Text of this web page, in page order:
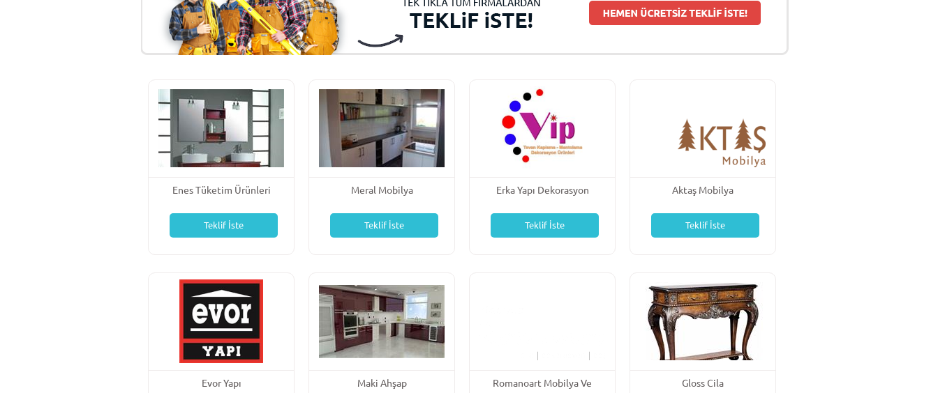
Enes Tüketim Ürünleri
Teklif İste
Meral Mobilya
Teklif İste
Erka Yapı Dekorasyon
Teklif İste
Aktaş Mobilya
Teklif İste
Evor Yapı Maki Ahşap
Romanoart Mobilya Ve
Gloss Cila